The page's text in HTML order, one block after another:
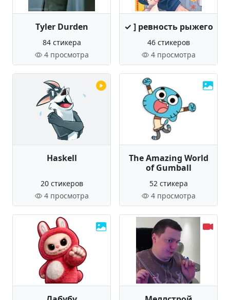
Tyler Durden
84 стикера
4 просмотра
✓ ] ревность рыжего
46 стикеров
4 просмотра
Haskell
20 стикеров
4 просмотра
The Amazing World
of Gumball
52 стикера
4 просмотра